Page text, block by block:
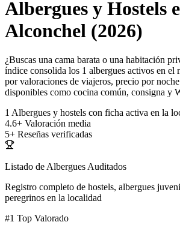
Albergues y Hostels
Alconchel (2026)
¿Buscas una cama barata o una habitación
índice consolida los 1 albergues activos en el
por valoraciones de viajeros, precio por
disponibles como cocina común, consigna y
1 Albergues y hostels con ficha activa en la
4.6+ Valoración media
5+ Reseñas verificadas
Listado de Albergues Auditados
Registro completo de hostels, albergues
peregrinos en la localidad
#1 Top Valorado